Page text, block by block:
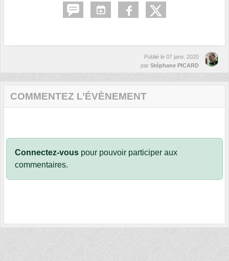
Publié le 07 janv. 2020
par Stéphane PICARD
COMMENTEZ L’ÉVÈNEMENT
Connectez-vous pour pouvoir participer aux
commentaires.